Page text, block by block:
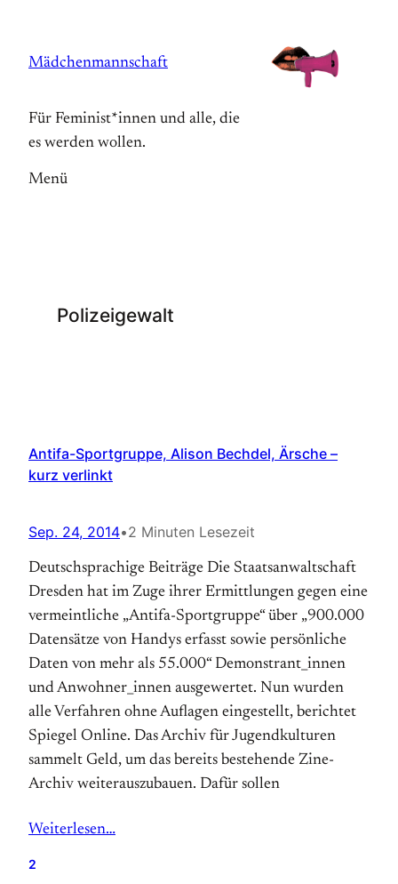
springen
Mädchenmannschaft
Für Feminist*innen und alle, die
es werden wollen.
Menü
Polizeigewalt
Antifa-Sportgruppe, Alison Bechdel, Ärsche –
kurz verlinkt
Sep. 24, 2014•2 Minuten Lesezeit
Deutschsprachige Beiträge Die Staatsanwaltschaft
Dresden hat im Zuge ihrer Ermittlungen gegen eine
vermeintliche „Antifa-Sportgruppe“ über „900.000
Datensätze von Handys erfasst sowie persönliche
Daten von mehr als 55.000“ Demonstrant_innen
und Anwohner_innen ausgewertet. Nun wurden
alle Verfahren ohne Auflagen eingestellt, berichtet
Spiegel Online. Das Archiv für Jugendkulturen
sammelt Geld, um das bereits bestehende Zine-
Archiv weiterauszubauen. Dafür sollen
Weiterlesen…
2